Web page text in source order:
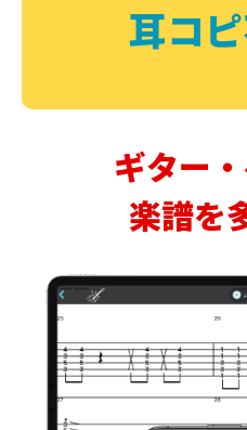
耳コ
ギター
楽譜を